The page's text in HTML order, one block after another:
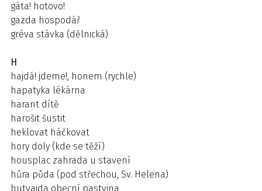
gáta! hotovo!
gazda hospodář
gréva stávka (dělnická)
H
hajdá! jdeme!, honem (rychle)
hapatyka lékárna
harant dítě
harošit šustit
heklovat háčkovat
hory doly (kde se těží)
housplac zahrada u stavení
hůra půda (pod střechou, Sv. Helena)
hutvajda obecní pastvina,